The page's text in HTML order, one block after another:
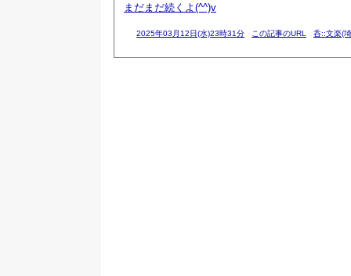
まだまだ続くよ(^^)v
2025年03月12日(水)23時31分 この記事のURL 呑::文楽(